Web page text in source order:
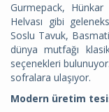
Gurmepack,
Helvası gibi
Soslu Tavuk,
dünya mutfağı
seçenekleri
sofralara ulaşıyor.
Modern üretim